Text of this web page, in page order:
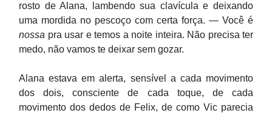
rosto de Alana, lambendo sua clavícula e deixando
uma mordida no pescoço com certa força. — Você é
nossa pra usar e temos a noite inteira. Não precisa ter
medo, não vamos te deixar sem gozar.
Alana estava em alerta, sensível a cada movimento
dos dois, consciente de cada toque, de cada
movimento dos dedos de Felix, de como Vic parecia